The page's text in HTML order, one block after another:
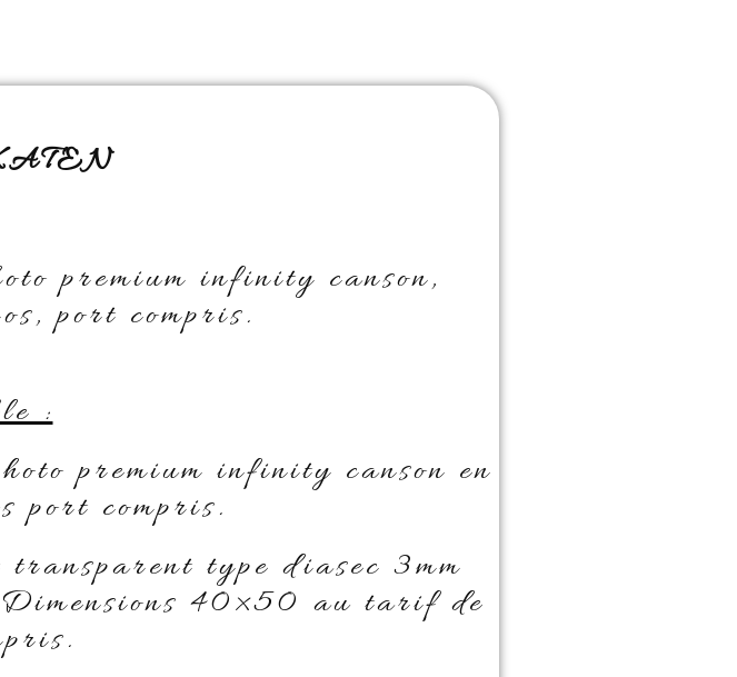
premium infinity canson,
port compris.
:
premium infinity canson en
compris.
type diasec 3mm
40×50 au tarif de